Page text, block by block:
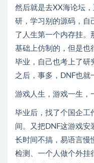
然后就是去XX海论坛
研，学习别的源码，自
了人生第一个内存挂
基础上仿制的，但是也
毕业，自己也考上了研
之后，事多，DNF也就
游戏人生，游戏一生，
毕业后，找了个国企工
间。又把DNF这游戏
长时间不搞，易语言慢
检测、一个人做个外挂